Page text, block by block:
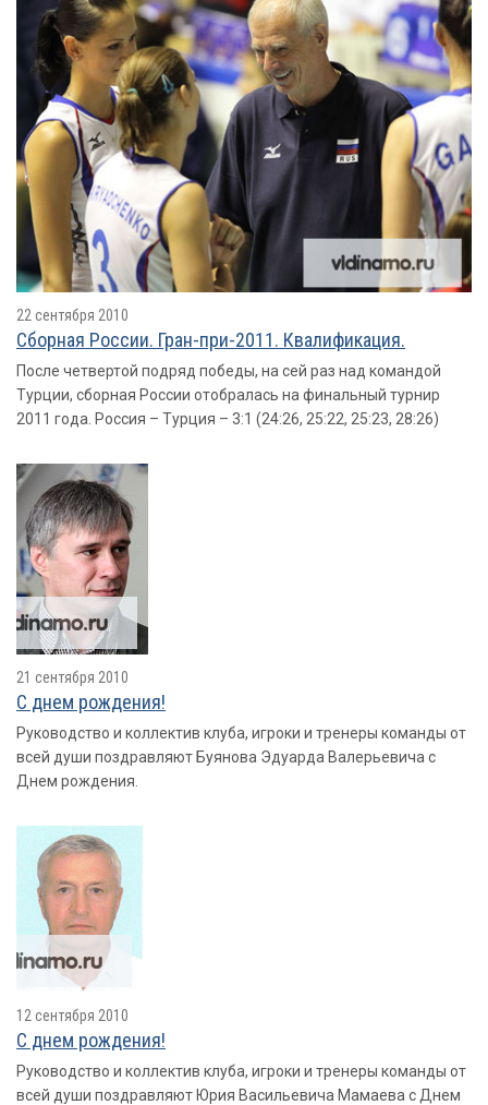
22 сентября 2010
Сборная России. Гран-при-2011. Квалификация.
После четвертой подряд победы, на сей раз над командой
Турции, сборная России отобралась на финальный турнир
2011 года. Россия – Турция – 3:1 (24:26, 25:22, 25:23, 28:26)
21 сентября 2010
С днем рождения!
Руководство и коллектив клуба, игроки и тренеры команды от
всей души поздравляют Буянова Эдуарда Валерьевича с
Днем рождения.
12 сентября 2010
С днем рождения!
Руководство и коллектив клуба, игроки и тренеры команды от
всей души поздравляют Юрия Васильевича Мамаева с Днем